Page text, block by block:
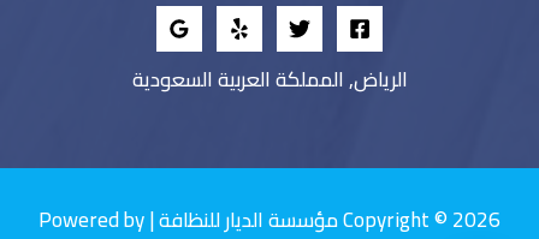
الرياض, المملكة العربية السعودية
Copyright © 2026 مؤسسة الديار للنظافة | Powered by